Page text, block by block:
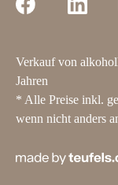
Verkauf von
Jahren
* Alle Preise inkl.
wenn nicht anders